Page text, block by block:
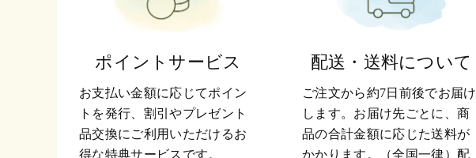
ポイントサービス
お支払い金額に応じてポイン
トを発行、割引やプレゼント
品交換にご利用いただけるお
得な特典サービスです。
配送・送料について
ご注文から約7日前後でお届け
します。お届け先ごとに、商
品の合計金額に応じた送料が
かかります。（全国一律）配